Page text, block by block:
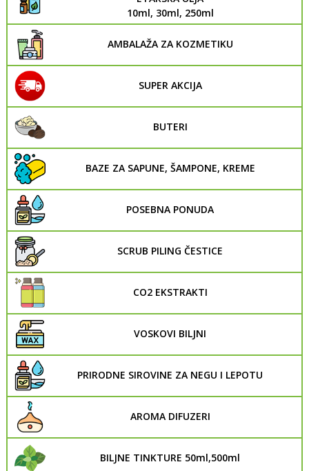
10ml, 30ml, 250ml
AMBALAŽA ZA KOZMETIKU
SUPER AKCIJA
BUTERI
BAZE ZA SAPUNE, ŠAMPONE, KREME
POSEBNA PONUDA
SCRUB PILING ČESTICE
CO2 EKSTRAKTI
VOSKOVI BILJNI
PRIRODNE SIROVINE ZA NEGU I LEPOTU
AROMA DIFUZERI
BILJNE TINKTURE 50ml,500ml